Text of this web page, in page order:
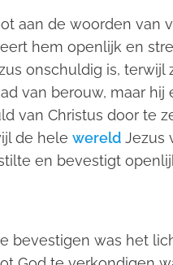
aan de woorden van
hem openlijk en
onschuldig is,
van berouw, maar
van Christus door te
de hele wereld Jezus
en bevestigt
bevestigen was het